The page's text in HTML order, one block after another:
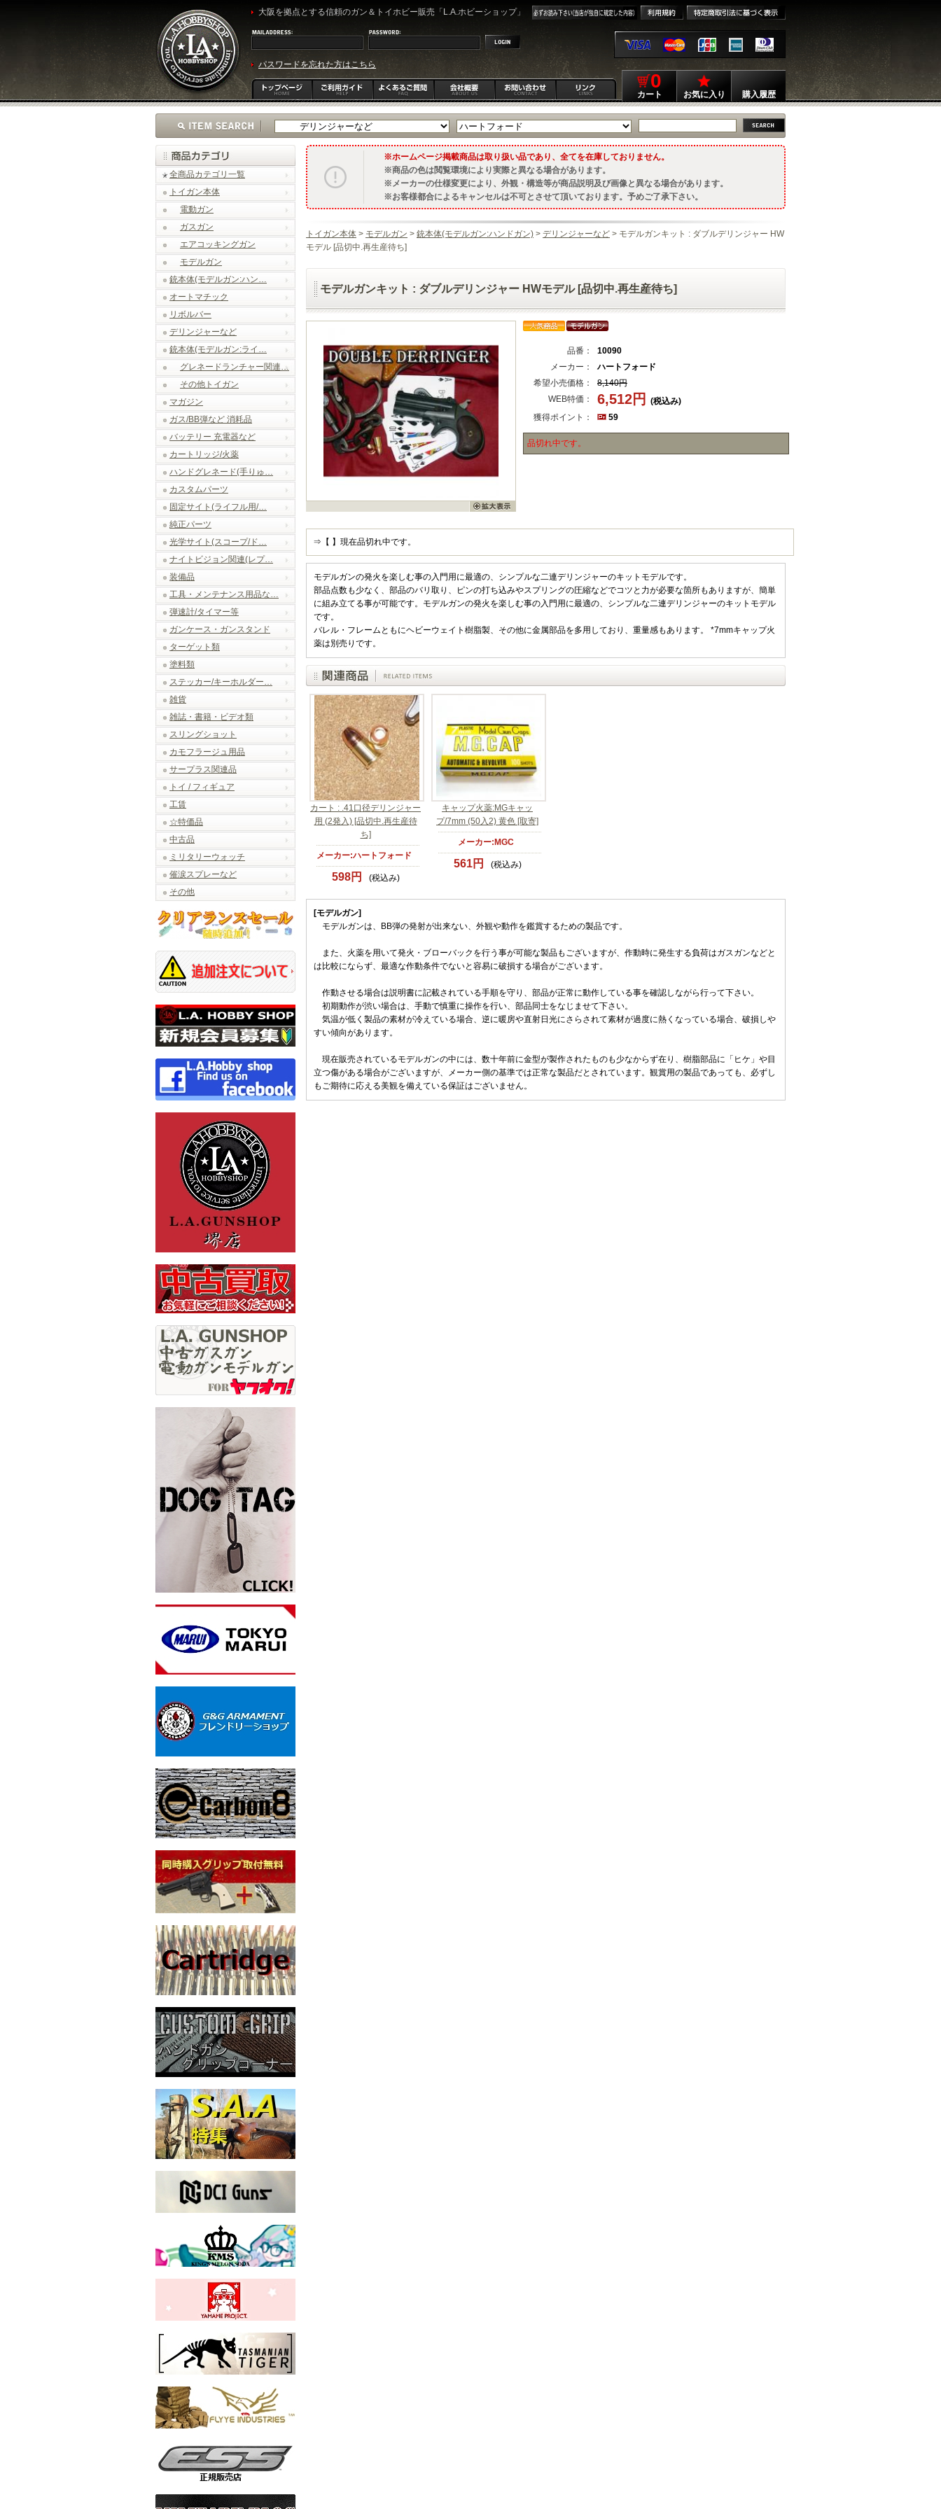
大阪を拠点とする信頼のガン＆トイホビー販売「L.A.ホビーショップ」
パスワードを忘れた方はこちら
0
カート お気に入り 購入履歴
全商品カテゴリ一覧
トイガン本体
電動ガン
ガスガン
エアコッキングガン
モデルガン
銃本体(モデルガン:ハン…
オートマチック
リボルバー
デリンジャーなど
銃本体(モデルガン:ライ…
グレネードランチャー関連…
その他トイガン
マガジン
ガス/BB弾など 消耗品
バッテリー 充電器など
カートリッジ/火薬
ハンドグレネード(手りゅ…
カスタムパーツ
固定サイト(ライフル用/…
純正パーツ
光学サイト(スコープ/ド…
ナイトビジョン関連(レプ…
装備品
工具・メンテナンス用品な…
弾速計/タイマー等
ガンケース・ガンスタンド
ターゲット類
塗料類
ステッカー/キーホルダー…
雑貨
雑誌・書籍・ビデオ類
スリングショット
カモフラージュ用品
サープラス関連品
トイ / フィギュア
工賃
☆特価品
中古品
ミリタリーウォッチ
催涙スプレーなど
その他
ホームページ掲載商品は取り扱い品であり、全てを在庫しておりません。
商品の色は閲覧環境により実際と異なる場合があります。
メーカーの仕様変更により、外観・構造等が商品説明及び画像と異なる場合があります。
お客様都合によるキャンセルは不可とさせて頂いております。予めご了承下さい。
トイガン本体 > モデルガン > 銃本体(モデルガン:ハンドガン) > デリンジャーなど > モデルガンキット : ダブルデリンジャー HW
モデル [品切中.再生産待ち]
モデルガンキット : ダブルデリンジャー HWモデル [品切中.再生産待ち]
品番：
10090
メーカー：
ハートフォード
希望小売価格：
8,140円
WEB特価：
6,512円
(税込み)
獲得ポイント：
59
品切れ中です。
⇒【 】現在品切れ中です。
モデルガンの発火を楽しむ事の入門用に最適の、シンプルな二連デリンジャーのキットモデルです。
部品点数も少なく、部品のバリ取り、ピンの打ち込みやスプリングの圧縮などでコツと力が必要な箇所もありますが、簡単
に組み立てる事が可能です。モデルガンの発火を楽しむ事の入門用に最適の、シンプルな二連デリンジャーのキットモデル
です。
バレル・フレームともにヘビーウェイト樹脂製、その他に金属部品を多用しており、重量感もあります。 *7mmキャップ火
薬は別売りです。
カート : .41口径デリンジャー
用 (2発入) [品切中.再生産待
ち]
メーカー:ハートフォード
598円 (税込み)
キャップ火薬:MGキャッ
プ/7mm (50入2) 黄色 [取寄]
メーカー:MGC
561円 (税込み)
[モデルガン]
モデルガンは、BB弾の発射が出来ない、外観や動作を鑑賞するための製品です。
また、火薬を用いて発火・ブローバックを行う事が可能な製品もございますが、作動時に発生する負荷はガスガンなどと
は比較にならず、最適な作動条件でないと容易に破損する場合がございます。
作動させる場合は説明書に記載されている手順を守り、部品が正常に動作している事を確認しながら行って下さい。
初期動作が渋い場合は、手動で慎重に操作を行い、部品同士をなじませて下さい。
気温が低く製品の素材が冷えている場合、逆に暖房や直射日光にさらされて素材が過度に熱くなっている場合、破損しや
すい傾向があります。
現在販売されているモデルガンの中には、数十年前に金型が製作されたものも少なからず在り、樹脂部品に「ヒケ」や目
立つ傷がある場合がございますが、メーカー側の基準では正常な製品だとされています。観賞用の製品であっても、必ずし
もご期待に応える美観を備えている保証はございません。